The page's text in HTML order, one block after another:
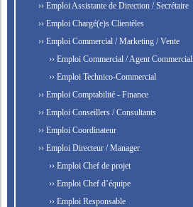
›› Emploi Assistante de Direction / Secrétaire
›› Emploi Chargé(e)s Clientèles
›› Emploi Commercial / Marketing / Vente
›› Emploi Commercial / Agent Commercial
›› Emploi Technico-Commercial
›› Emploi Comptabilité - Finance
›› Emploi Conseillers / Consultants
›› Emploi Coordinateur
›› Emploi Directeur / Manager
›› Emploi Chef de projet
›› Emploi Chef d’équipe
›› Emploi Responsable